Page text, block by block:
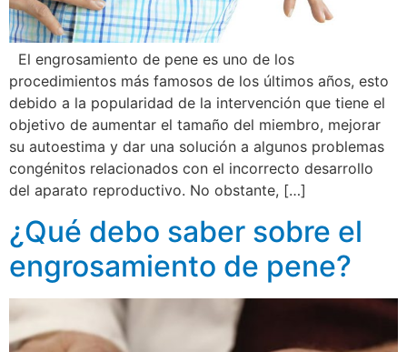
El engrosamiento de pene es uno de los
procedimientos más famosos de los últimos años, esto
debido a la popularidad de la intervención que tiene el
objetivo de aumentar el tamaño del miembro, mejorar
su autoestima y dar una solución a algunos problemas
congénitos relacionados con el incorrecto desarrollo
del aparato reproductivo. No obstante, […]
¿Qué debo saber sobre el
engrosamiento de pene?